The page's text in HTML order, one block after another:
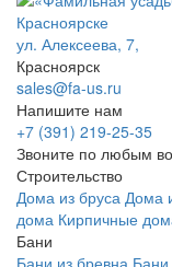
ул. Алексеева, 7,
Красноярск
sales@fa-us.ru
Напишите нам
+7 (391) 219-25-35
Звоните по любым
Строительство
Дома из бруса Дома
дома Кирпичные
Бани